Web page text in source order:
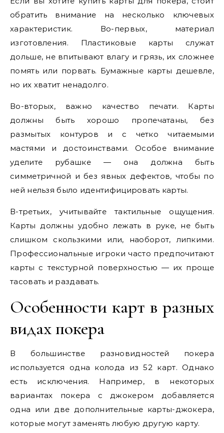
обратить внимание на несколько ключевых
характеристик. Во-первых, материал
изготовления. Пластиковые карты служат
дольше, не впитывают влагу и грязь, их сложнее
помять или порвать. Бумажные карты дешевле,
но их хватит ненадолго.
Во-вторых, важно качество печати. Карты
должны быть хорошо пропечатаны, без
размытых контуров и с четко читаемыми
мастями и достоинствами. Особое внимание
уделите рубашке — она должна быть
симметричной и без явных дефектов, чтобы по
ней нельзя было идентифицировать карты.
В-третьих, учитывайте тактильные ощущения.
Карты должны удобно лежать в руке, не быть
слишком скользкими или, наоборот, липкими.
Профессиональные игроки часто предпочитают
карты с текстурной поверхностью — их проще
тасовать и раздавать.
Особенности карт в разных
видах покера
В большинстве разновидностей покера
используется одна колода из 52 карт. Однако
есть исключения. Например, в некоторых
вариантах покера с джокером добавляется
одна или две дополнительные карты-джокера,
которые могут заменять любую другую карту.